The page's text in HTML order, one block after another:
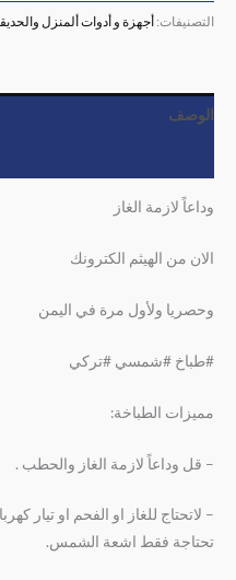
التصنيفات: أجهزة و أدوات ألمنزل
الوصف
وداعاً لازمة الغاز
الان من الهيثم الكترونك
وحصريا ولأول مرة في اليمن
#طباخ #شمسي #تركي
مميزات الطباخة:
– قل وداعاً لازمة الغاز والحطب .
– لاتحتاج للغاز او الفحم او تيار
تحتاجة فقط اشعة الشمس.